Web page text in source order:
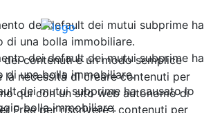
dei default dei mutui subprime ha
di una bolla immobiliare.
dei default dei mutui subprime ha
di una bolla immobiliare.
dei mutui subprime ha causato lo
bolla immobiliare.
contenuti è un modo semplice
la necessità di creare contenuti per
qui con un sito web autonomo di
Free per riscrivere i contenuti per